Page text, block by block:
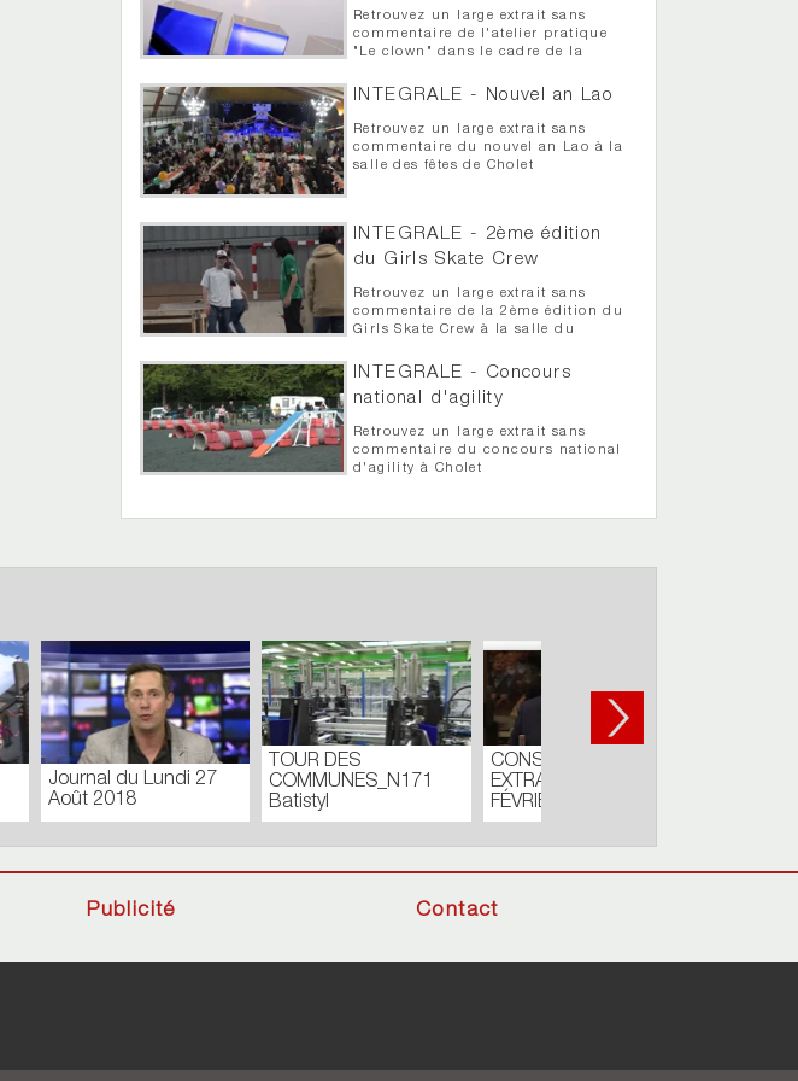
Retrouvez un large extrait sans
commentaire de l'atelier pratique
"Le clown" dans le cadre de la
INTEGRALE - Nouvel an Lao
Retrouvez un large extrait sans
commentaire du nouvel an Lao à la
salle des fêtes de Cholet
INTEGRALE - 2ème édition
du Girls Skate Crew
Retrouvez un large extrait sans
commentaire de la 2ème édition du
Girls Skate Crew à la salle du
INTEGRALE - Concours
national d'agility
Retrouvez un large extrait sans
commentaire du concours national
d'agility à Cholet
–
Journal du Lundi 03
Septembre 2018
Carnaval de Cholet -
Publicité Contact